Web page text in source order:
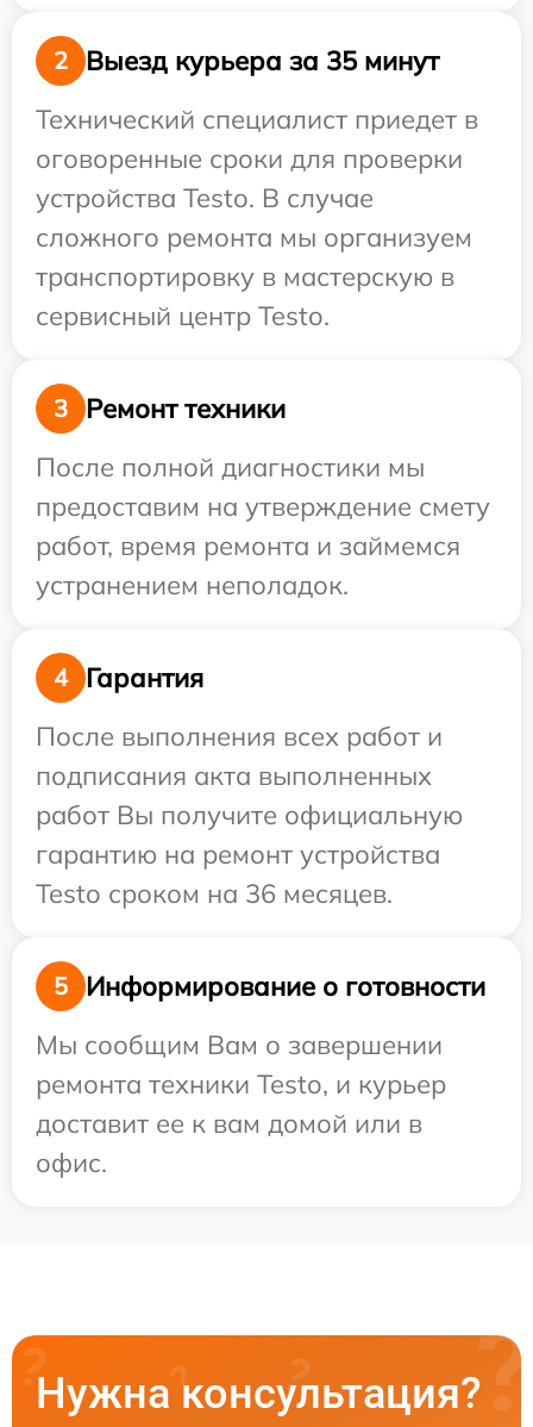
2
Выезд курьера за 35 минут
Технический специалист приедет в
оговоренные сроки для проверки
устройства Testo. В случае
сложного ремонта мы организуем
транспортировку в мастерскую в
сервисный центр Testo.
3
Ремонт техники
После полной диагностики мы
предоставим на утверждение смету
работ, время ремонта и займемся
устранением неполадок.
4
Гарантия
После выполнения всех работ и
подписания акта выполненных
работ Вы получите официальную
гарантию на ремонт устройства
Testo сроком на 36 месяцев.
5
Информирование о готовности
Мы сообщим Вам о завершении
ремонта техники Testo, и курьер
доставит ее к вам домой или в
офис.
Нужна консультация?